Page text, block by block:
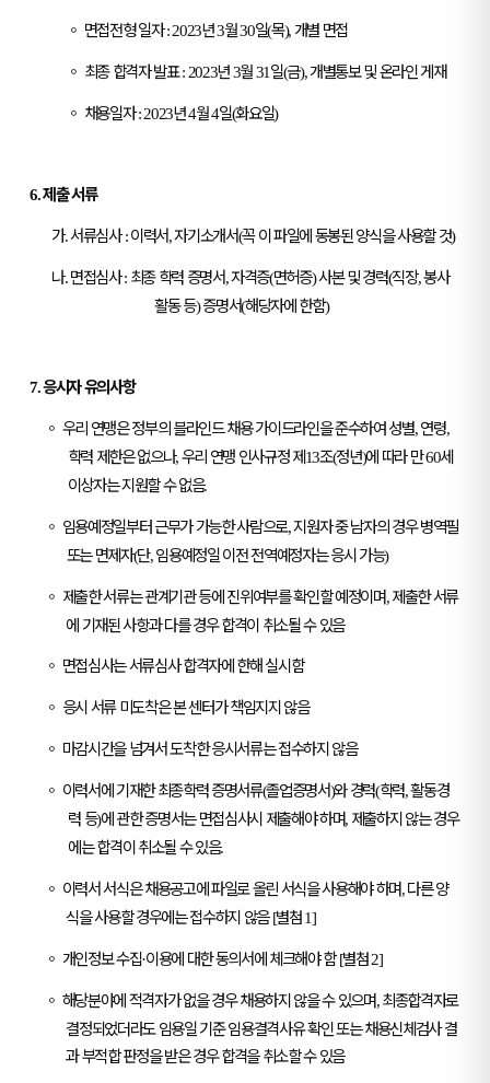
◦ 면접전형 일자: 2023년3월30일(목),개별 면접
◦ 최종 합격자 발표: 2023년3월31일(금),개별통보 및 온라인 게재
◦ 채용일자: 2023년4월4일(화요일)
6.제출 서류
가.서류심사:이력서,자기소개서(꼭 이 파일에 동봉된 양식을 사용할 것)
나.면접심사: 최종 학력 증명서,자격증(면허증)사본 및 경력(직장,봉사
활동 등)증명서(해당자에 한함)
7.응시자 유의사항
◦ 우리 연맹은 정부의 블라인드 채용 가이드라인을 준수하여 성별,연령,
학력 제한은 없으나,우리 연맹 인사규정 제13조(정년)에 따라 만60세
이상자는 지원할 수 없음.
◦ 임용예정일부터 근무가 가능한 사람으로,지원자 중 남자의 경우 병역필
또는 면제자(단,임용예정일 이전 전역예정자는 응시 가능)
◦ 제출한 서류는 관계기관 등에 진위여부를 확인할 예정이며,제출한 서류
에 기재된 사항과 다를 경우 합격이 취소될 수 있음
◦ 면접심사는 서류심사 합격자에 한해 실시함
◦ 응시 서류 미도착은 본 센터가 책임지지 않음
◦ 마감시간을 넘겨서 도착한 응시서류는 접수하지 않음
◦ 이력서에 기재한 최종학력 증명서류(졸업증명서)와 경력(학력,활동경
력 등)에 관한 증명서는 면접심사시 제출해야 하며, 제출하지 않는 경우
에는 합격이 취소될 수 있음.
◦ 이력서 서식은 채용공고에 파일로 올린 서식을 사용해야 하며,다른 양
식을 사용할 경우에는 접수하지 않음[별첨1]
◦ 개인정보 수집·이용에 대한 동의서에 체크해야 함[별첨2]
◦ 해당분야에 적격자가 없을 경우 채용하지 않을 수 있으며,최종합격자로
결정되었더라도 임용일 기준 임용결격사유 확인 또는 채용신체검사 결
과 부적합 판정을 받은 경우 합격을 취소할 수 있음